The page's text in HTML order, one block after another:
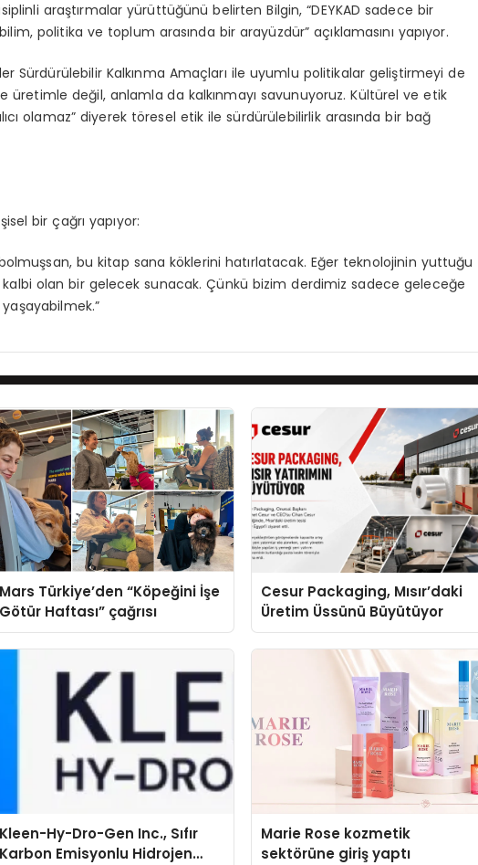
araştırmalar yürüttüğünü belirten Bilgin, “DEYKAD sadece bir
politika ve toplum arasında bir arayüzdür” açıklamasını yapıyor.
Sürdürülebilir Kalkınma Amaçları ile uyumlu politikalar geliştirmeyi de
üretimle değil, anlamla da kalkınmayı savunuyoruz. Kültürel ve etik
olamaz” diyerek töresel etik ile sürdürülebilirlik arasında bir bağ
bir çağrı yapıyor:
bu kitap sana köklerini hatırlatacak. Eğer teknolojinin yuttuğu
olan bir gelecek sunacak. Çünkü bizim derdimiz sadece geleceğe
Mars Türkiye’den “Köpeğini İşe
Götür Haftası” çağrısı
Cesur Packaging, Mısır’daki
Üretim Üssünü Büyütüyor
Kleen-Hy-Dro-Gen Inc., Sıfır
Karbon Emisyonlu Hidrojen
Marie Rose kozmetik
sektörüne giriş yaptı